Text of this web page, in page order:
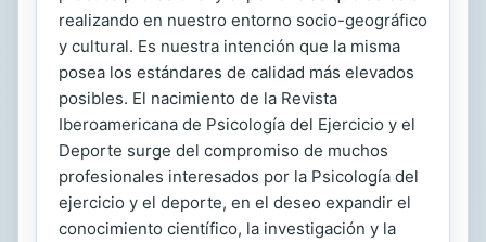
realizando en nuestro entorno socio-geográfico
y cultural. Es nuestra intención que la misma
posea los estándares de calidad más elevados
posibles. El nacimiento de la Revista
Iberoamericana de Psicología del Ejercicio y el
Deporte surge del compromiso de muchos
profesionales interesados por la Psicología del
ejercicio y el deporte, en el deseo expandir el
conocimiento científico, la investigación y la